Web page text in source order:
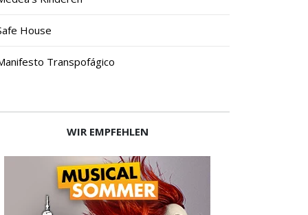
House
Transpofágico
WIR EMPFEHLEN